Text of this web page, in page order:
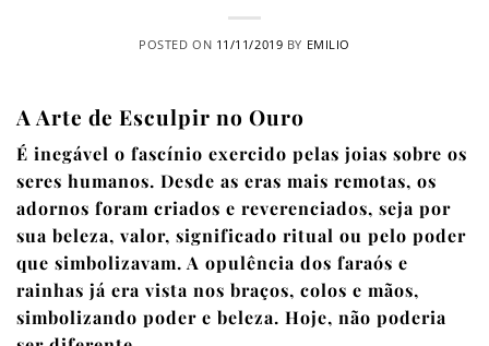
POSTED ON 11/11/2019 BY EMILIO
A Arte de Esculpir no Ouro
É inegável o fascínio exercido pelas joias sobre os
seres humanos. Desde as eras mais remotas, os
adornos foram criados e reverenciados, seja por
sua beleza, valor, significado ritual ou pelo poder
que simbolizavam. A opulência dos faraós e
rainhas já era vista nos braços, colos e mãos,
simbolizando poder e beleza. Hoje, não poderia